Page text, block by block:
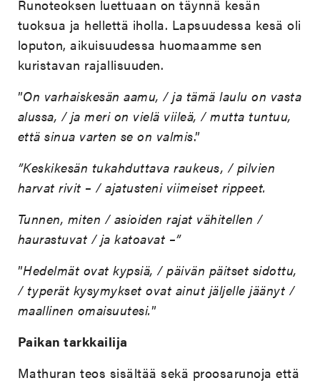
Runoteoksen luettuaan on täynnä kesän
tuoksua ja hellettä iholla. Lapsuudessa kesä oli
loputon, aikuisuudessa huomaamme sen
kuristavan rajallisuuden.
”On varhaiskesän aamu, / ja tämä laulu on vasta
alussa, / ja meri on vielä viileä, / mutta tuntuu,
että sinua varten se on valmis.”
”Keskikesän tukahduttava raukeus, / pilvien
harvat rivit – / ajatusteni viimeiset rippeet.
Tunnen, miten / asioiden rajat vähitellen /
haurastuvat / ja katoavat –”
”Hedelmät ovat kypsiä, / päivän päitset sidottu,
/ typerät kysymykset ovat ainut jäljelle jäänyt /
maallinen omaisuutesi.”
Paikan tarkkailija
Mathuran teos sisältää sekä proosarunoja että